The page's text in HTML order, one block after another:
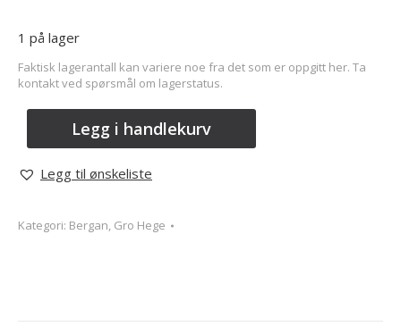
1 på lager
Faktisk lagerantall kan variere noe fra det som er oppgitt her. Ta
kontakt ved spørsmål om lagerstatus.
Legg i handlekurv
Legg til ønskeliste
Kategori: Bergan, Gro Hege